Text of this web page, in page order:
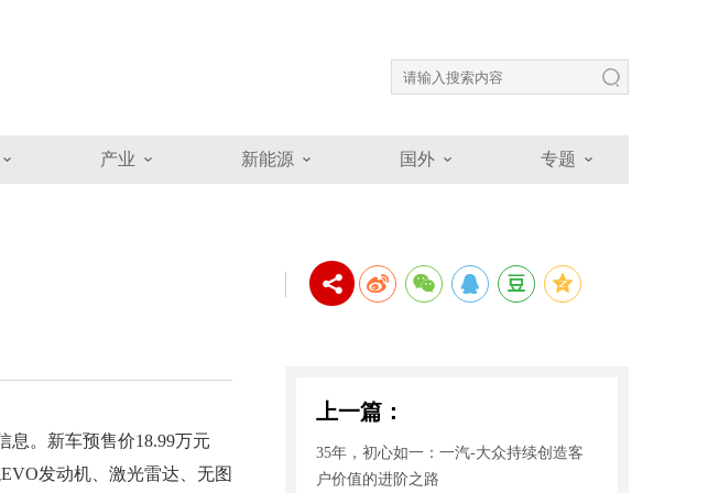
产业 新能源 国外 专题
息。新车预售价18.99万元
发动机、激光雷达、无图
上一篇：
35年，初心如一：一汽-大众持续创造客
户价值的进阶之路